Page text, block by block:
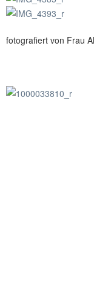
fotografiert von Frau